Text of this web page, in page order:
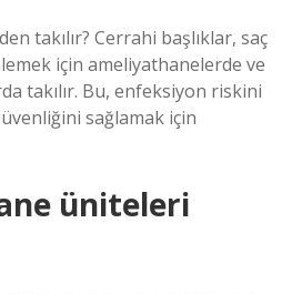
takılır? Cerrahi başlıklar, saç
için ameliyathanelerde ve
takılır. Bu, enfeksiyon riskini
sağlamak için
üniteleri